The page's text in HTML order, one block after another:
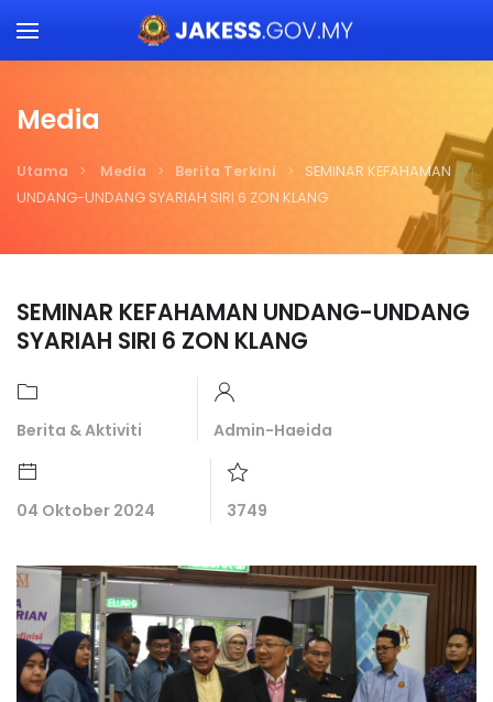
Skip to main content
Media
Utama Media Berita Terkini
SEMINAR KEFAHAMAN
UNDANG-UNDANG SYARIAH SIRI 6 ZON KLANG
SEMINAR KEFAHAMAN UNDANG-UNDANG
SYARIAH SIRI 6 ZON KLANG
Berita & Aktiviti Admin-Haeida
04 Oktober 2024 3749